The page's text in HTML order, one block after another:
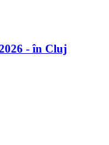
- în Cluj